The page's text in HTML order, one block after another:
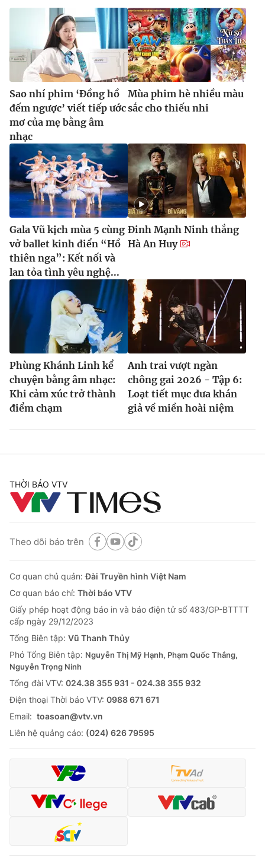
Sao nhí phim ‘Đồng hồ
đếm ngược’ viết tiếp ước
mơ của mẹ bằng âm
nhạc
Mùa phim hè nhiều màu
sắc cho thiếu nhi
Gala Vũ kịch mùa 5 cùng
vở ballet kinh điển “Hồ
thiên nga”: Kết nối và
lan tỏa tình yêu nghệ...
Đinh Mạnh Ninh thắng
Hà An Huy
Phùng Khánh Linh kể
chuyện bằng âm nhạc:
Khi cảm xúc trở thành
điểm chạm
Anh trai vượt ngàn
chông gai 2026 - Tập 6:
Loạt tiết mục đưa khán
giả về miền hoài niệm
THỜI BÁO VTV
Theo dõi báo trên
Cơ quan chủ quản:Đài Truyền hình Việt Nam
Cơ quan báo chí: Thời báo VTV
Giấy phép hoạt động báo in và báo điện tử số 483/GP-BTTTT
cấp ngày 29/12/2023
Tổng Biên tập: Vũ Thanh Thủy
Phó Tổng Biên tập: Nguyễn Thị Mỹ Hạnh, Phạm Quốc Thắng,
Nguyễn Trọng Ninh
Tổng đài VTV: 024.38 355 931 - 024.38 355 932
Ðiện thoại Thời báo VTV: 0988 671 671
Email: toasoan@vtv.vn
Liên hệ quảng cáo: (024) 626 79595